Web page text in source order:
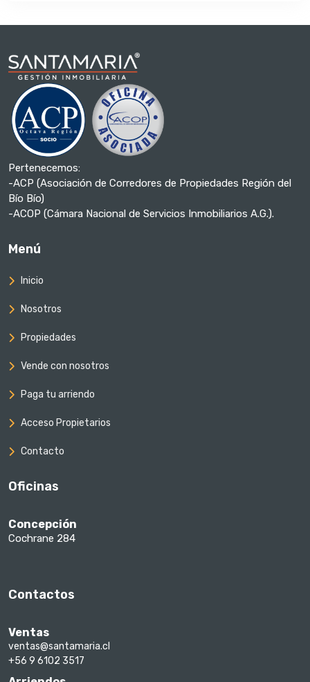
Pertenecemos:
-ACP (Asociación de Corredores de Propiedades Región del
Bío Bío)
-ACOP (Cámara Nacional de Servicios Inmobiliarios A.G.).
Menú
Inicio
Nosotros
Propiedades
Vende con nosotros
Paga tu arriendo
Acceso Propietarios
Contacto
Oficinas
Concepción
Cochrane 284
Contactos
Ventas
ventas@santamaria.cl
+56 9 6102 3517